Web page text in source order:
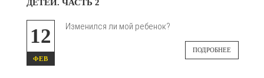
ДЕТЕЙ. ЧАСТЬ 2
12
ФЕВ
Изменился ли мой ребенок?
ПОДРОБНЕЕ